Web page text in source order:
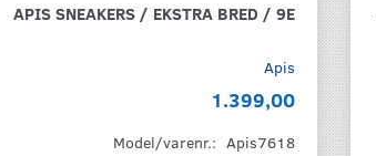
APIS SNEAKERS / EKSTRA BRED / 9E
Apis
1.399,00
Model/varenr.: Apis7618